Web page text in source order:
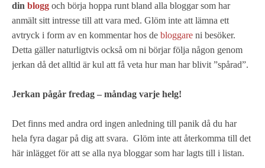
din blogg och börja hoppa runt bland alla bloggar som har
anmält sitt intresse till att vara med. Glöm inte att lämna ett
avtryck i form av en kommentar hos de bloggare ni besöker.
Detta gäller naturligtvis också om ni börjar följa någon genom
jerkan då det alltid är kul att få veta hur man har blivit ”spårad”.
Jerkan pågår fredag – måndag varje helg!
Det finns med andra ord ingen anledning till panik då du har
hela fyra dagar på dig att svara. Glöm inte att återkomma till det
här inlägget för att se alla nya bloggar som har lagts till i listan.